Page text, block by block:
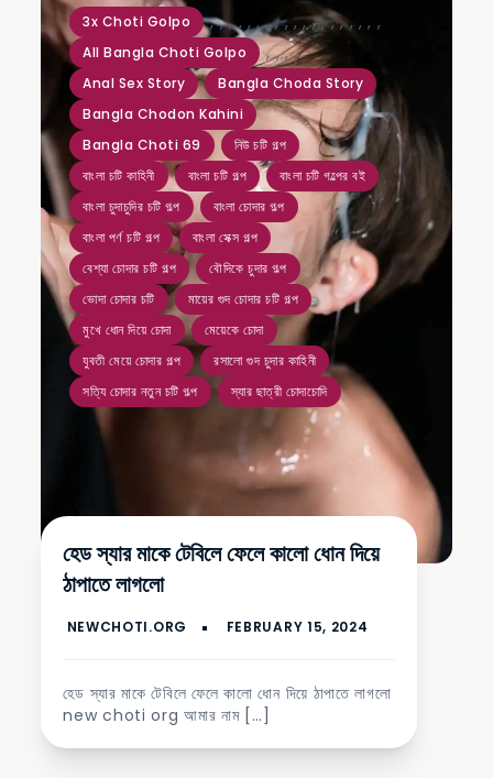
3x Choti Golpo ,
All Bangla Choti Golpo
,
Anal Sex Story
,
Bangla Choda Story
,
Bangla Chodon Kahini
,
Bangla Choti 69
,
নিউ চটি গল্প
,
বাংলা চটি কাহিনী
,
বাংলা চটি গল্প
,
বাংলা চটি গল্পের বই
,
বাংলা চুদাচুদির চটি গল্প
,
বাংলা চোদার গল্প
,
বাংলা পর্ণ চটি গল্প
,
বাংলা সেক্স গল্প
,
বেশ্যা চোদার চটি গল্প
,
বৌদিকে চুদার গল্প
,
ভোদা চোদার চটি
,
মায়ের গুদ চোদার চটি গল্প
,
মুখে ধোন দিয়ে চোদা
,
মেয়েকে চোদা
,
যুবতী মেয়ে চোদার গল্প
,
রসালো গুদ চুদার কাহিনী
,
সত্যি চোদার নতুন চটি গল্প
,
স্যার ছাত্রী চোদাচোদি
হেড স্যার মাকে টেবিলে ফেলে কালো ধোন দিয়ে
ঠাপাতে লাগলো
হেড স্যার মাকে টেবিলে ফেলে কালো ধোন দিয়ে ঠাপাতে লাগলো
new choti org আমার নাম […]